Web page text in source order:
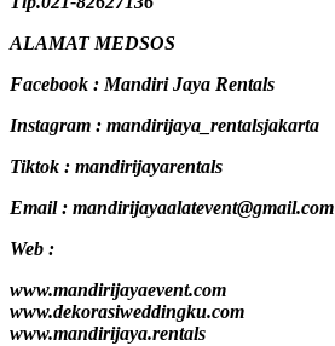
ALAMAT MEDSOS
Facebook : Mandiri Jaya Rentals
Instagram : mandirijaya_rentalsjakarta
Tiktok : mandirijayarentals
Email : mandirijayaalatevent@gmail.com
Web :
www.mandirijayaevent.com
www.dekorasiweddingku.com
www.mandirijaya.rentals